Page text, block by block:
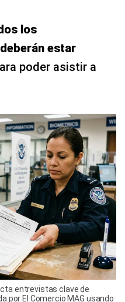
los
estar
poder asistir a
entrevistas clave de
por El Comercio MAG usando